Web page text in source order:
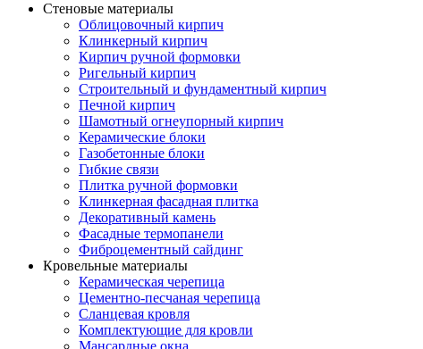
Стеновые материалы
Облицовочный кирпич
Клинкерный кирпич
Кирпич ручной формовки
Ригельный кирпич
Строительный и фундаментный кирпич
Печной кирпич
Шамотный огнеупорный кирпич
Керамические блоки
Газобетонные блоки
Гибкие связи
Плитка ручной формовки
Клинкерная фасадная плитка
Декоративный камень
Фасадные термопанели
Фиброцементный сайдинг
Кровельные материалы
Керамическая черепица
Цементно-песчаная черепица
Сланцевая кровля
Комплектующие для кровли
Мансардные окна